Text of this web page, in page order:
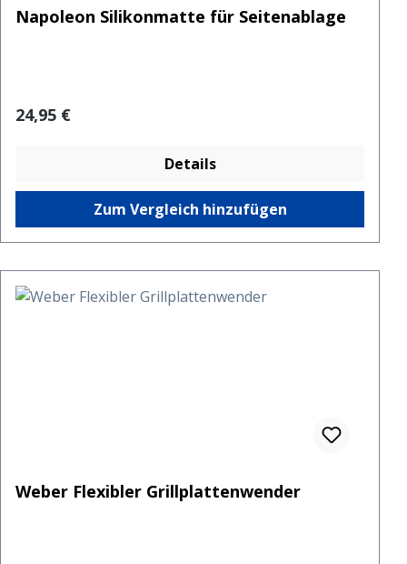
Napoleon Silikonmatte für Seitenablage
Regulärer Preis:
24,95 €
Details
Zum Vergleich hinzufügen
Weber Flexibler Grillplattenwender